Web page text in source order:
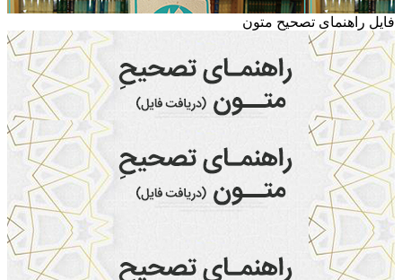
فایل راهنمای تصحیح متون